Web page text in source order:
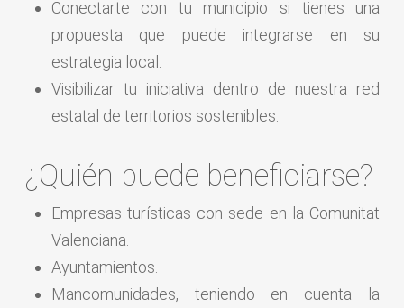
Conectarte con tu municipio si tienes una
propuesta que puede integrarse en su
estrategia local.
Visibilizar tu iniciativa dentro de nuestra red
estatal de territorios sostenibles.
¿Quién puede beneficiarse?
Empresas turísticas con sede en la Comunitat
Valenciana.
Ayuntamientos.
Mancomunidades, teniendo en cuenta la